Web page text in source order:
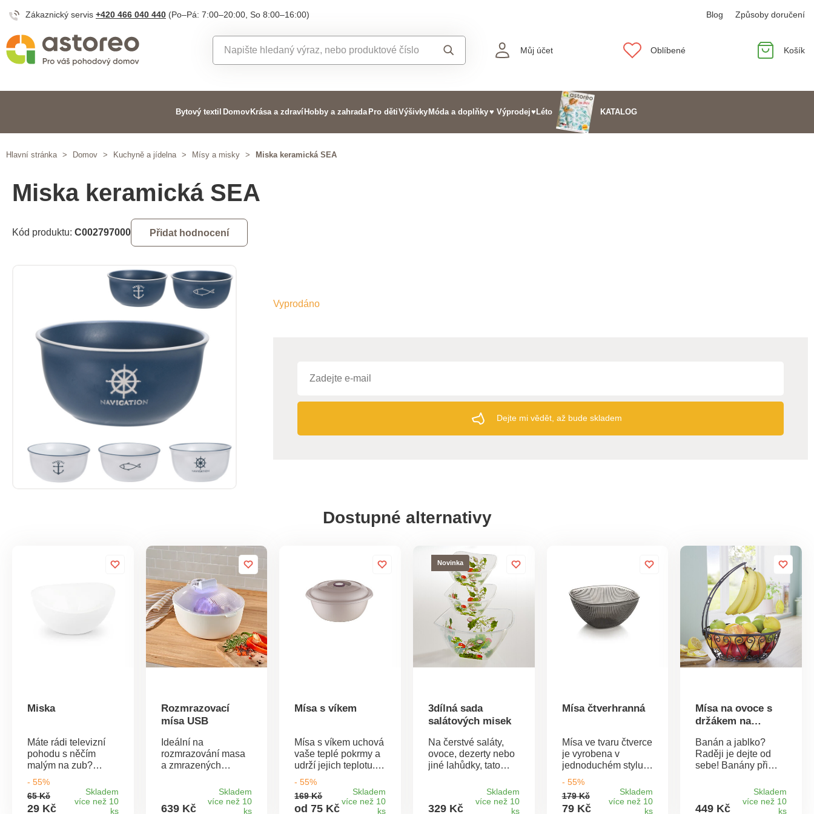
Zákaznický servis +420 466 040 440 (Po–Pá: 7:00–20:00, So 8:00–16:00) Blog Způsoby doručení
Můj účet Oblíbené Košík
Bytový textil Domov Krása a zdraví Hobby a zahrada Pro dětiVýšivky Móda a doplňky♥ Výprodej♥Léto KATALOG
Hlavní stránka > Domov > Kuchyně a jídelna > Mísy a misky > Miska keramická SEA
Miska keramická SEA
Kód produktu: C002797000 Přidat hodnocení
Vyprodáno
Dejte mi vědět, až bude skladem
Dostupné alternativy
Miska
Máte rádi televizní
pohodu s něčím
malým na zub?
Miska z pevného a
přitom lehkého
akrylu se skvěle hodí
pro servírování
- 55%
65 Kč
29 Kč
Skladem
více než 10
ks
Rozmrazovací
mísa USB
Ideální na
rozmrazování masa
a zmrazených
rozmrazovací mísa
se zabudovaným
ventilátorem.
639 Kč
Skladem
více než 10
ks
Mísa s víkem
Mísa s víkem uchová
vaše teplé pokrmy a
udrží jejich teplotu.
Mísa s víkem Udrží
potraviny čerstvé
Materiál: zdravotně
nezávadný plast. V
- 55%
169 Kč
od 75 Kč
Skladem
více než 10
ks
Novinka
3dílná sada
salátových misek
Na čerstvé saláty,
ovoce, dezerty nebo
jiné lahůdky, tato
misek je ideální.
329 Kč
Skladem
více než 10
ks
Mísa čtverhranná
Mísa ve tvaru čtverce
je vyrobena v
jednoduchém stylu a
proto se hodí do
každé domácnosti.
Je nesmírně
praktická a můžete v
- 55%
179 Kč
79 Kč
Skladem
více než 10
ks
Mísa na ovoce s
držákem na
Banán a jablko?
Raději je dejte od
sebe! Banány při
způsobuje rychlejší
zrání a zkažení
449 Kč
Skladem
více než 10
ks